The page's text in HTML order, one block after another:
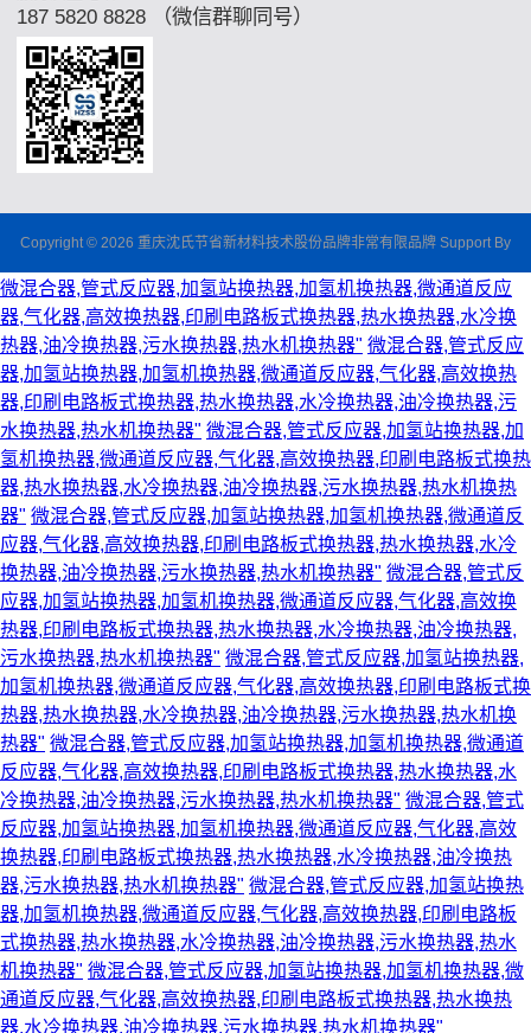
187 5820 8828 （微信群聊同号）
Copyright © 2026 重庆沈氏节省新材料技术股份品牌非常有限品牌 Support By
微混合器,管式反应器,加氢站换热器,加氢机换热器,微通道反应
器,气化器,高效换热器,印刷电路板式换热器,热水换热器,水冷换
热器,油冷换热器,污水换热器,热水机换热器" 微混合器,管式反应
器,加氢站换热器,加氢机换热器,微通道反应器,气化器,高效换热
器,印刷电路板式换热器,热水换热器,水冷换热器,油冷换热器,污
水换热器,热水机换热器" 微混合器,管式反应器,加氢站换热器,加
氢机换热器,微通道反应器,气化器,高效换热器,印刷电路板式换热
器,热水换热器,水冷换热器,油冷换热器,污水换热器,热水机换热
器" 微混合器,管式反应器,加氢站换热器,加氢机换热器,微通道反
应器,气化器,高效换热器,印刷电路板式换热器,热水换热器,水冷
换热器,油冷换热器,污水换热器,热水机换热器" 微混合器,管式反
应器,加氢站换热器,加氢机换热器,微通道反应器,气化器,高效换
热器,印刷电路板式换热器,热水换热器,水冷换热器,油冷换热器,
污水换热器,热水机换热器" 微混合器,管式反应器,加氢站换热器,
加氢机换热器,微通道反应器,气化器,高效换热器,印刷电路板式换
热器,热水换热器,水冷换热器,油冷换热器,污水换热器,热水机换
热器" 微混合器,管式反应器,加氢站换热器,加氢机换热器,微通道
反应器,气化器,高效换热器,印刷电路板式换热器,热水换热器,水
冷换热器,油冷换热器,污水换热器,热水机换热器" 微混合器,管式
反应器,加氢站换热器,加氢机换热器,微通道反应器,气化器,高效
换热器,印刷电路板式换热器,热水换热器,水冷换热器,油冷换热
器,污水换热器,热水机换热器" 微混合器,管式反应器,加氢站换热
器,加氢机换热器,微通道反应器,气化器,高效换热器,印刷电路板
式换热器,热水换热器,水冷换热器,油冷换热器,污水换热器,热水
机换热器" 微混合器,管式反应器,加氢站换热器,加氢机换热器,微
通道反应器,气化器,高效换热器,印刷电路板式换热器,热水换热
器,水冷换热器,油冷换热器,污水换热器,热水机换热器"